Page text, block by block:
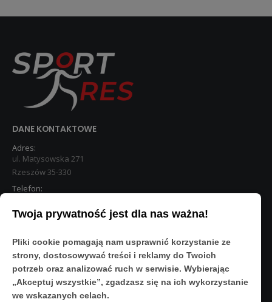
DANE KONTAKTOWE
Adres:
ul. Matysowska 271
Rzeszów 35-330
Telefon:
STREFA KLIENTA
Moje konto
O Nas
Polityka prywatności
Regulamin
FAQ
Twoja prywatność jest dla nas ważna!
Pliki cookie pomagają nam usprawnić korzystanie ze
strony, dostosowywać treści i reklamy do Twoich
potrzeb oraz analizować ruch w serwisie. Wybierając
„Akceptuj wszystkie”, zgadzasz się na ich wykorzystanie
we wskazanych celach.